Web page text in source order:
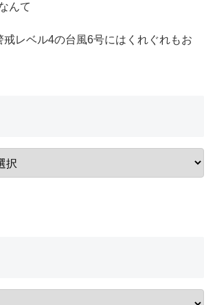
んて
戒レベル4の台風6号にはくれぐれもお